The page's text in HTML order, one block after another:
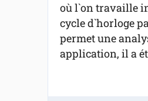
où l`on travaille
cycle d`horloge
permet une
application, il a